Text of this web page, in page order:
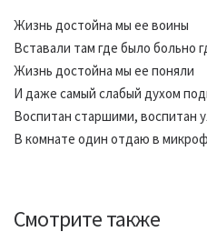
Жизнь достойна мы ее воины
Вставали там где было больно
Жизнь достойна мы ее поняли
И даже самый слабый духом
Воспитан старшими, воспитан
В комнате один отдаю в
Смотрите также